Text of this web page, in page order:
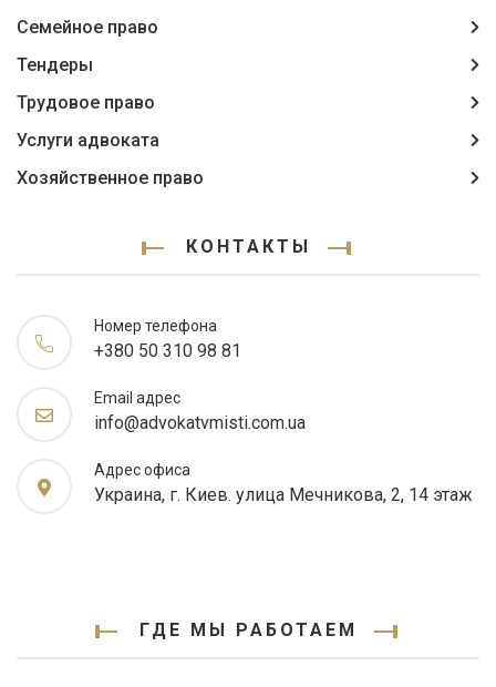
Семейное право
Тендеры
Трудовое право
Услуги адвоката
Хозяйственное право
КОНТАКТЫ
Номер телефона
+380 50 310 98 81
Email адрес
info@advokatvmisti.com.ua
Адрес офиса
Украина, г. Киев. улица Мечникова, 2, 14 этаж
ГДЕ МЫ РАБОТАЕМ